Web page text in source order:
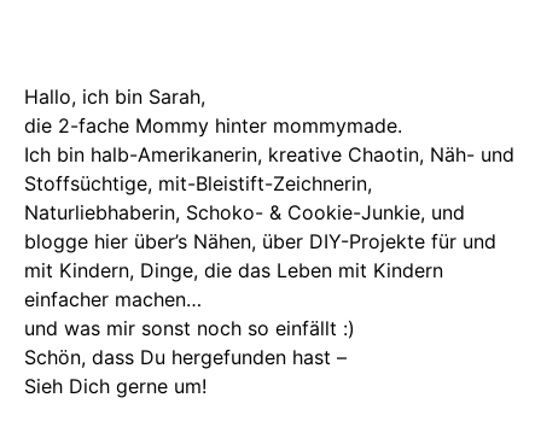
Hallo, ich bin Sarah,
die 2-fache Mommy hinter mommymade.
Ich bin halb-Amerikanerin, kreative Chaotin, Näh- und
Stoffsüchtige, mit-Bleistift-Zeichnerin,
Naturliebhaberin, Schoko- & Cookie-Junkie, und
blogge hier über’s Nähen, über DIY-Projekte für und
mit Kindern, Dinge, die das Leben mit Kindern
einfacher machen…
und was mir sonst noch so einfällt :)
Schön, dass Du hergefunden hast –
Sieh Dich gerne um!